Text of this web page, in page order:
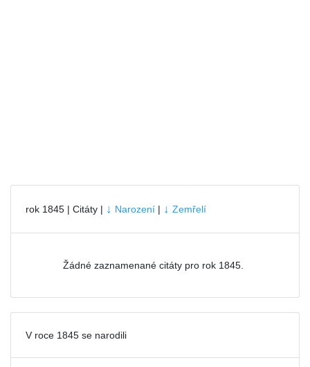
rok 1845 | Citáty | ↓ Narození | ↓ Zemřelí
Žádné zaznamenané citáty pro rok 1845.
V roce 1845 se narodili